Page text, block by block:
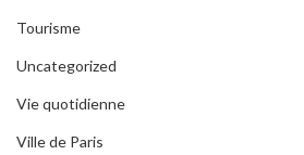
Tourisme
Uncategorized
Vie quotidienne
Ville de Paris